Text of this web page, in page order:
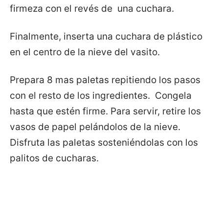
firmeza con el revés de una cuchara.
Finalmente, inserta una cuchara de plástico
en el centro de la nieve del vasito.
Prepara 8 mas paletas repitiendo los pasos
con el resto de los ingredientes. Congela
hasta que estén firme. Para servir, retire los
vasos de papel pelándolos de la nieve.
Disfruta las paletas sosteniéndolas con los
palitos de cucharas.